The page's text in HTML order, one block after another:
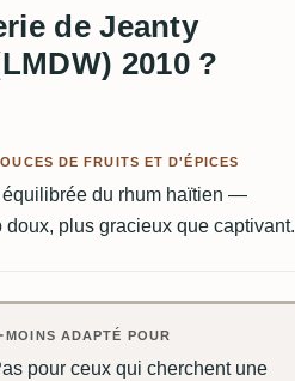
de Jeanty
2010 ?
DE FRUITS ET D'ÉPICES
équilibrée du rhum haïtien —
plus gracieux que captivant.
MOINS ADAPTÉ POUR
pour ceux qui cherchent une